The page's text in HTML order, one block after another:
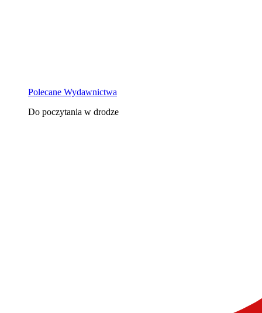
Polecane Wydawnictwa
Do poczytania w drodze